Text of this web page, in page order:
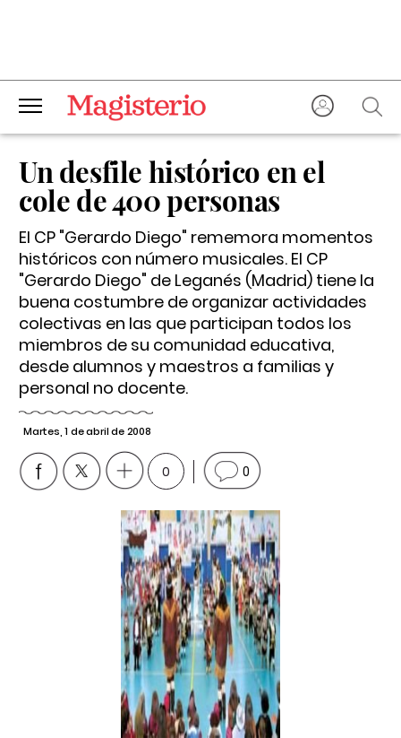
Un desfile histórico en el
cole de 400 personas
El CP "Gerardo Diego" rememora momentos
históricos con número musicales. El CP
"Gerardo Diego" de Leganés (Madrid) tiene la
buena costumbre de organizar actividades
colectivas en las que participan todos los
miembros de su comunidad educativa,
desde alumnos y maestros a familias y
personal no docente.
Martes, 1 de abril de 2008
0 0